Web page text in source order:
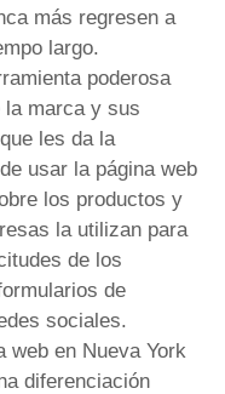
más regresen a
largo.
poderosa
la marca y sus
les da la
usar la página web
los productos y
la utilizan para
de los
de
sociales.
web en Nueva York
diferenciación